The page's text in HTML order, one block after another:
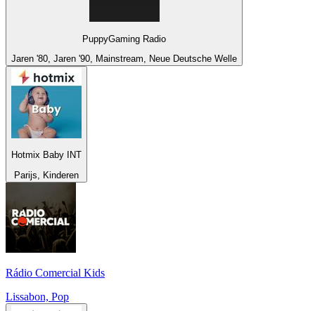
PuppyGaming Radio
Jaren '80, Jaren '90, Mainstream, Neue Deutsche Welle
Hotmix Baby INT
Parijs, Kinderen
Rádio Comercial Kids
Lissabon, Pop